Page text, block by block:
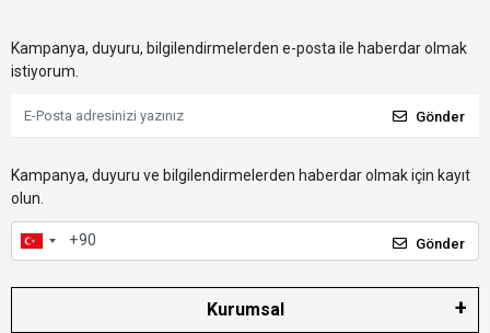
Kampanya, duyuru, bilgilendirmelerden e-posta ile haberdar olmak
istiyorum.
Gönder
Kampanya, duyuru ve bilgilendirmelerden haberdar olmak için kayıt
olun.
Gönder
Kurumsal